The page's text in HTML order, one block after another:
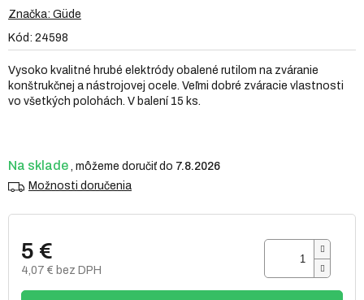
Kód: 24598
Na sklade
7.8.2026
Možnosti doručenia
5 €
4,07 € bez DPH
Jednotková
Vysoko kvalitné hrubé elektródy obalené rutilom na zváranie
konštrukčnej a nástrojovej ocele. Veľmi dobré zváracie vlastnosti
vo všetkých polohách. V balení 15 ks.
produktu
0,0
5
hviezdičiek.
Značka: Güde